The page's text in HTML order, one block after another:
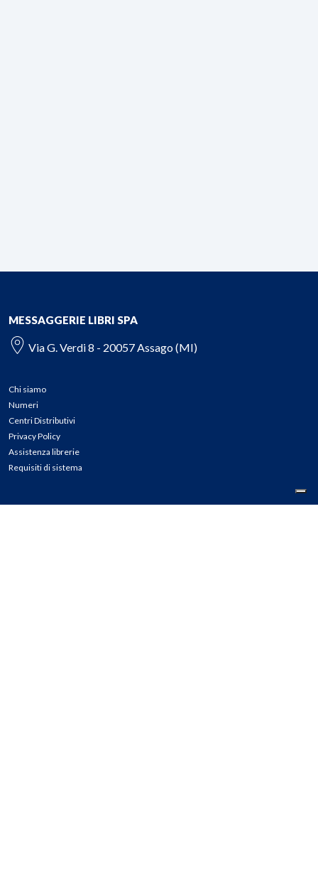
MESSAGGERIE LIBRI SPA
Via G. Verdi 8 - 20057 Assago (MI)
Chi siamo
Numeri
Centri Distributivi
Privacy Policy
Assistenza librerie
Requisiti di sistema
CONTATTI